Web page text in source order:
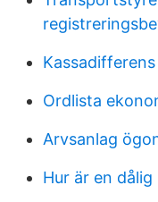
Kassadifferens
Ordlista
Arvsanlag
Hur är en dålig